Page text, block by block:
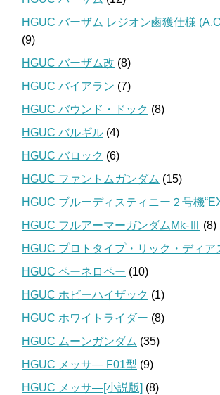
HGUC バーザム レジオン鹵獲仕様
(9)
HGUC バーザム改 (8)
HGUC バイアラン (7)
HGUC バウンド・ドック (8)
HGUC バルギル (4)
HGUC バロック (6)
HGUC ファントムガンダム (15)
HGUC ブルーディスティニー２号機
HGUC フルアーマーガンダムMk-Ⅲ (8)
HGUC プロトタイプ・リック・ディア
HGUC ペーネロペー (10)
HGUC ホビーハイザック (1)
HGUC ホワイトライダー (8)
HGUC ムーンガンダム (35)
HGUC メッサ― F01型 (9)
HGUC メッサ―[小説版] (8)